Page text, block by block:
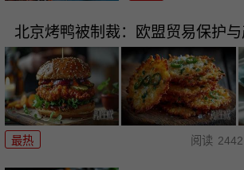
北京烤鸭被制裁：欧盟贸易保护
最热 阅读 2442